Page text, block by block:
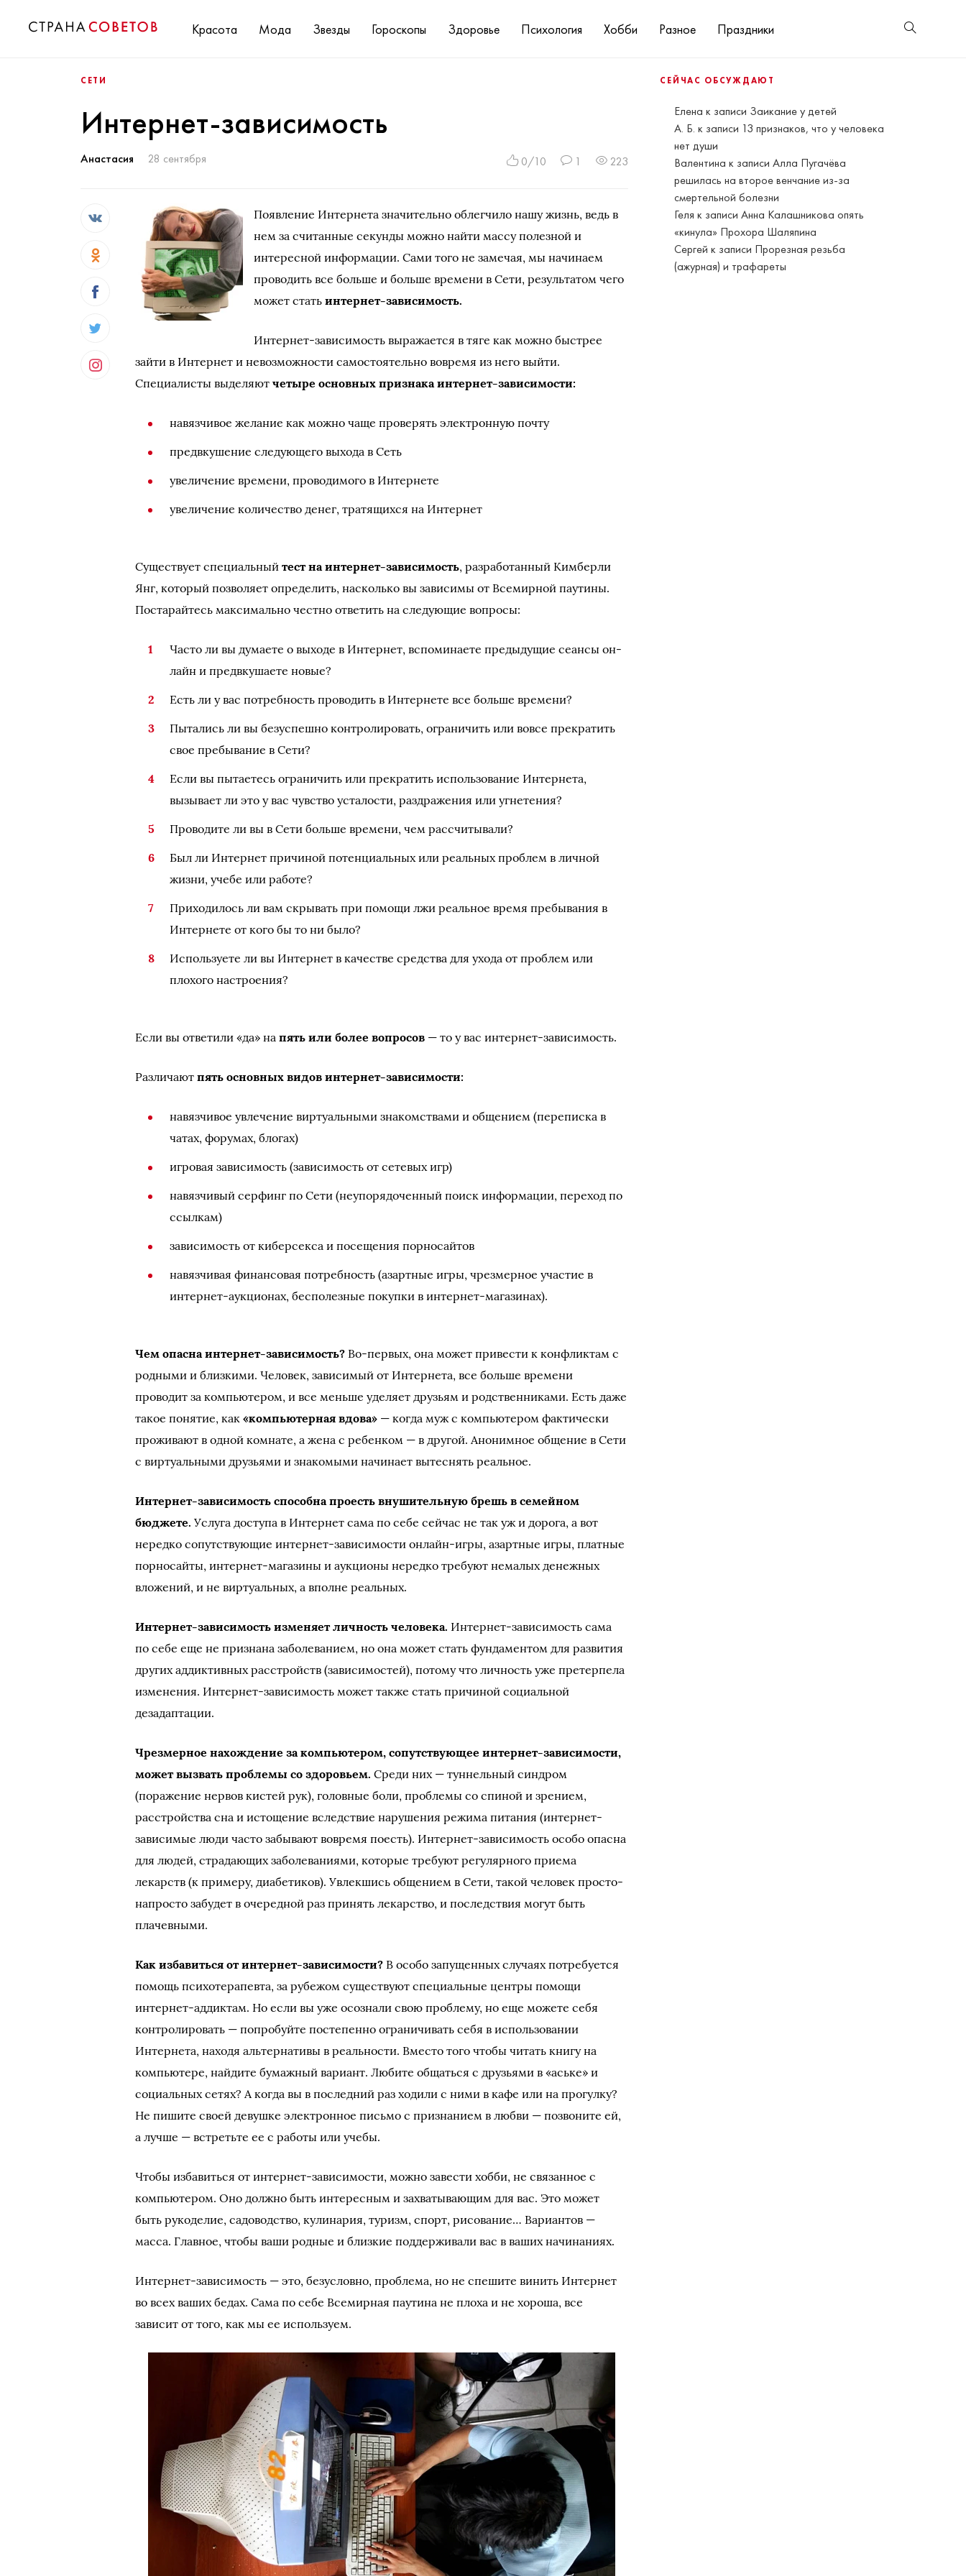
Красота Мода Звезды Гороскопы Здоровье Психология Хобби Разное Праздники
СЕЙЧАС ОБСУЖДАЮТ
Елена к записи Заикание у детей
А. Б. к записи 13 признаков, что у человека
нет души
Валентина к записиАлла Пугачёва
решилась на второе венчание из-за
смертельной болезни
Геля к записиАнна Калашникова опять
«кинула» Прохора Шаляпина
Сергей к записи Прорезная резьба
(ажурная) и трафареты
СЕТИ
Интернет-зависимость
Анастасия 28 сентября 0/10 1 223
Появление Интернета значительно облегчило нашу жизнь, ведь в
нем за считанные секунды можно найти массу полезной и
интересной информации. Сами того не замечая, мы начинаем
проводить все больше и больше времени в Сети, результатом чего
может статьинтернет-зависимость.
Интернет-зависимость выражается в тяге как можно быстрее
зайти в Интернет и невозможности самостоятельно вовремя из него выйти.
Специалисты выделяютчетыре основных признака интернет-зависимости:
навязчивое желание как можно чаще проверять электронную почту
предвкушение следующего выхода в Сеть
увеличение времени, проводимого в Интернете
увеличение количество денег, тратящихся на Интернет
Существует специальныйтест на интернет-зависимость, разработанный Кимберли
Янг, который позволяет определить, насколько вы зависимы от Всемирной паутины.
Постарайтесь максимально честно ответить на следующие вопросы:
Часто ли вы думаете о выходе в Интернет, вспоминаете предыдущие сеансы он-
лайн и предвкушаете новые?
Есть ли у вас потребность проводить в Интернете все больше времени?
Пытались ли вы безуспешно контролировать, ограничить или вовсе прекратить
свое пребывание в Сети?
Если вы пытаетесь ограничить или прекратить использование Интернета,
вызывает ли это у вас чувство усталости, раздражения или угнетения?
Проводите ли вы в Сети больше времени, чем рассчитывали?
Был ли Интернет причиной потенциальных или реальных проблем в личной
жизни, учебе или работе?
Приходилось ли вам скрывать при помощи лжи реальное время пребывания в
Интернете от кого бы то ни было?
Используете ли вы Интернет в качестве средства для ухода от проблем или
плохого настроения?
Если вы ответили «да» напять или более вопросов — то у вас интернет-зависимость.
Различаютпять основных видов интернет-зависимости:
навязчивое увлечение виртуальными знакомствами и общением (переписка в
чатах, форумах, блогах)
игровая зависимость (зависимость от сетевых игр)
навязчивый серфинг по Сети (неупорядоченный поиск информации, переход по
ссылкам)
зависимость от киберсекса и посещения порносайтов
навязчивая финансовая потребность (азартные игры, чрезмерное участие в
интернет-аукционах, бесполезные покупки в интернет-магазинах).
Чем опасна интернет-зависимость? Во-первых, она может привести к конфликтам с
родными и близкими. Человек, зависимый от Интернета, все больше времени
проводит за компьютером, и все меньше уделяет друзьям и родственниками. Есть даже
такое понятие, как«компьютерная вдова» — когда муж с компьютером фактически
проживают в одной комнате, а жена с ребенком — в другой. Анонимное общение в Сети
с виртуальными друзьями и знакомыми начинает вытеснять реальное.
Интернет-зависимость способна проесть внушительную брешь в семейном
бюджете. Услуга доступа в Интернет сама по себе сейчас не так уж и дорога, а вот
нередко сопутствующие интернет-зависимости онлайн-игры, азартные игры, платные
порносайты, интернет-магазины и аукционы нередко требуют немалых денежных
вложений, и не виртуальных, а вполне реальных.
Интернет-зависимость изменяет личность человека. Интернет-зависимость сама
по себе еще не признана заболеванием, но она может стать фундаментом для развития
других аддиктивных расстройств (зависимостей), потому что личность уже претерпела
изменения. Интернет-зависимость может также стать причиной социальной
дезадаптации.
Чрезмерное нахождение за компьютером, сопутствующее интернет-зависимости,
может вызвать проблемы со здоровьем. Среди них — туннельный синдром
(поражение нервов кистей рук), головные боли, проблемы со спиной и зрением,
расстройства сна и истощение вследствие нарушения режима питания (интернет-
зависимые люди часто забывают вовремя поесть). Интернет-зависимость особо опасна
для людей, страдающих заболеваниями, которые требуют регулярного приема
лекарств (к примеру, диабетиков). Увлекшись общением в Сети, такой человек просто-
напросто забудет в очередной раз принять лекарство, и последствия могут быть
плачевными.
Как избавиться от интернет-зависимости? В особо запущенных случаях потребуется
помощь психотерапевта, за рубежом существуют специальные центры помощи
интернет-аддиктам. Но если вы уже осознали свою проблему, но еще можете себя
контролировать — попробуйте постепенно ограничивать себя в использовании
Интернета, находя альтернативы в реальности. Вместо того чтобы читать книгу на
компьютере, найдите бумажный вариант. Любите общаться с друзьями в «аське» и
социальных сетях? А когда вы в последний раз ходили с ними в кафе или на прогулку?
Не пишите своей девушке электронное письмо с признанием в любви — позвоните ей,
а лучше — встретьте ее с работы или учебы.
Чтобы избавиться от интернет-зависимости, можно завести хобби, не связанное с
компьютером. Оно должно быть интересным и захватывающим для вас. Это может
быть рукоделие, садоводство, кулинария, туризм, спорт, рисование… Вариантов —
масса. Главное, чтобы ваши родные и близкие поддерживали вас в ваших начинаниях.
Интернет-зависимость — это, безусловно, проблема, но не спешите винить Интернет
во всех ваших бедах. Сама по себе Всемирная паутина не плоха и не хороша, все
зависит от того, как мы ее используем.